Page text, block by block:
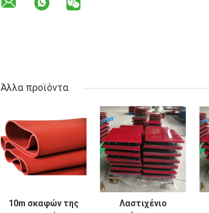
Άλλα προϊόντα
10m σκαφών της
Λαστιχένιο